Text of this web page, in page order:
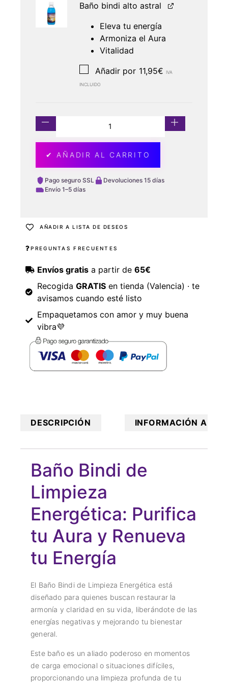
Baño bindi alto astral
Eleva tu energía
Armoniza el Aura
Vitalidad
Añadir por 11,95€ IVA
INCLUIDO
✔ AÑADIR AL CARRITO
Pago seguro SSL
Devoluciones 15 días
Envío 1–5 días
AÑADIR A LISTA DE DESEOS
PREGUNTAS FRECUENTES
Envíos gratisa partir de 65€
Recogida GRATISen tienda (Valencia) · te
avisamos cuando esté listo
Empaquetamos con amor y muy buena
vibra💜
DESCRIPCIÓN INFORMACIÓN
Baño Bindi de
Limpieza
Energética: Purifica
tu Aura y Renueva
tu Energía
El Baño Bindi de Limpieza Energética está
diseñado para quienes buscan restaurar la
armonía y claridad en su vida, liberándote de las
energías negativas y mejorando tu bienestar
general.
Este baño es un aliado poderoso en momentos
de carga emocional o situaciones difíciles,
proporcionando una limpieza profunda de tu